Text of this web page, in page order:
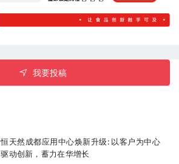
我要投稿
恒天然成都应用中心焕新升级: 以客户为中心
驱动创新，蓄力在华增长